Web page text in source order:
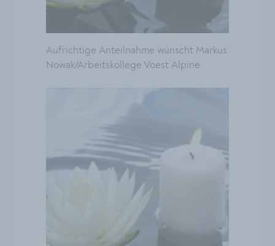
Aufrichtige Anteilnahme wünscht Markus
Nowak/Arbeitskollege Voest Alpine